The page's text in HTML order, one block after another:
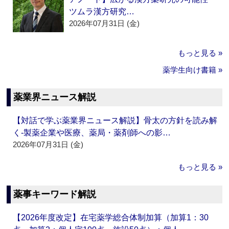
ツムラ漢方研究…
2026年07月31日 (金)
もっと見る »
薬学生向け書籍 »
薬業界ニュース解説
【対話で学ぶ薬業界ニュース解説】骨太の方針を読み解
く‐製薬企業や医療、薬局・薬剤師への影…
2026年07月31日 (金)
もっと見る »
薬事キーワード解説
【2026年度改定】在宅薬学総合体制加算（加算1：30